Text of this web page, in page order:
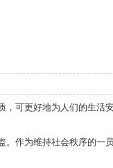
可更好地为人们的生活安
作为维持社会秩序的一